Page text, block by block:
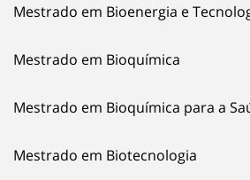
Mestrado em Bioenergia e
Mestrado em Bioquímica
Mestrado em Bioquímica para a
Mestrado em Biotecnologia